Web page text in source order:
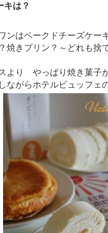
キは？
ンはベークドチーズケー
焼きプリン？～どれも捨
より やっぱり焼き菓子
ながらホテルビュッフェ